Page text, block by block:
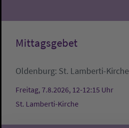
Mittagsgebet
Oldenburg: St. Lamberti-Kirche
Freitag, 7.8.2026, 12-12:15 Uhr
St. Lamberti-Kirche